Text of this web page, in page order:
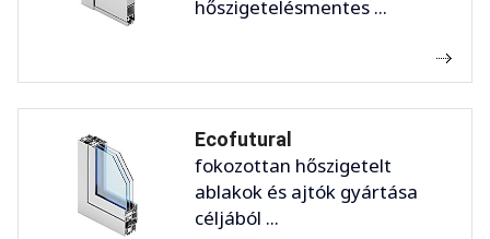
hőszigetelésmentes ...
Ecofutural
fokozottan hőszigetelt
ablakok és ajtók gyártása
céljából ...